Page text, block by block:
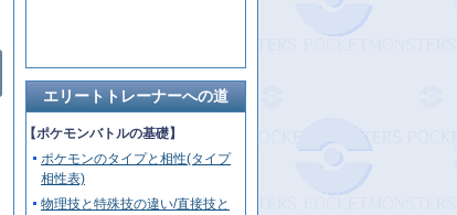
エリートトレーナーへの道
【ポケモンバトルの基礎】
ポケモンのタイプと相性(タイプ
相性表)
物理技と特殊技の違い/直接技と